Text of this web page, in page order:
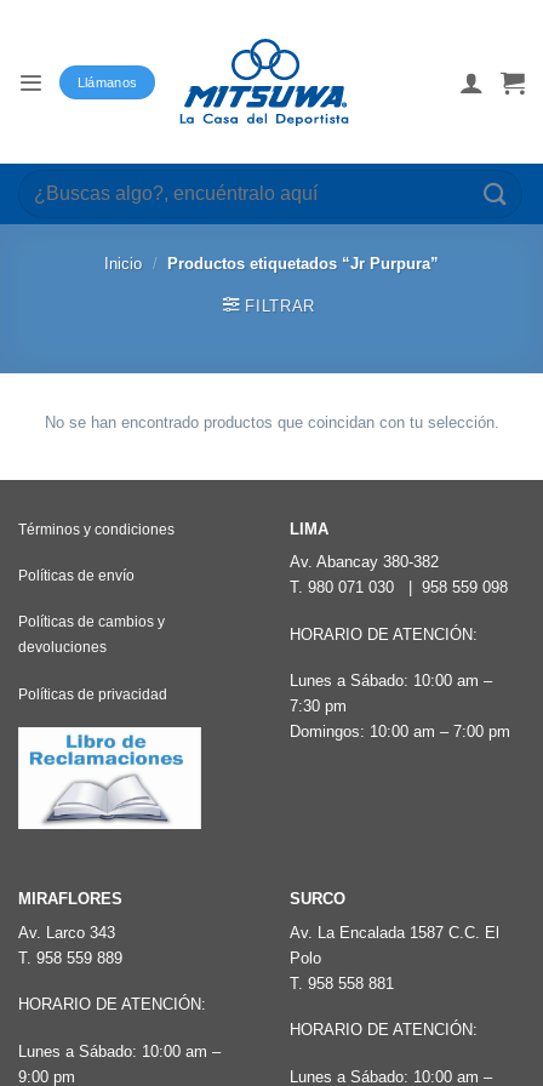
Llámanos
Buscar
por:
Inicio / Productos etiquetados “Jr Purpura”
FILTRAR
No se han encontrado productos que coincidan con tu selección.
Términos y condiciones
Políticas de envío
Políticas de cambios y
devoluciones
Políticas de privacidad
LIMA
Av. Abancay 380-382
T. 980 071 030 958 559 098
HORARIO DE ATENCIÓN:
Lunes a Sábado: 10:00 am –
7:30 pm
Domingos: 10:00 am – 7:00 pm
MIRAFLORES
Av. Larco 343
T. 958 559 889
HORARIO DE ATENCIÓN:
Lunes a Sábado: 10:00 am –
9:00 pm
SURCO
Av. La Encalada 1587 C.C. El
Polo
T. 958 558 881
HORARIO DE ATENCIÓN:
Lunes a Sábado: 10:00 am –